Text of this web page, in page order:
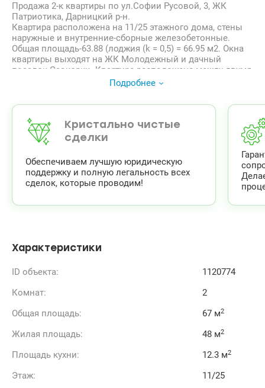
Продажа 2-к квартиры по ул.Софии Русовой, 3, ЖК
Патриотика, Дарницкий р-н.
Квартира расположена на 11/25 этажного дома, стены
наружные и внутренние-сборные железобетонные.
Общая площадь-63.88 (лоджия (k = 0,5) = 66.95 м2. Окна
квартиры выходят на ЖК Молодежный и дачный
поселок Осокорки. Квартира расположена между двумя
соседями (стены всегда теплые).
Valion.ua/1120774
Подробнее
Кристально чистые
сделки
Обеспечиваем лучшую юридическую
поддержку и полную легальность всех
сделок, которые проводим!
Характеристики
ID объекта:
1120774
Комнат:
2
Общая площадь:
67 м2
Жилая площадь: 48 м2
Площадь кухни: 12.3 м2
Этаж:
11/25